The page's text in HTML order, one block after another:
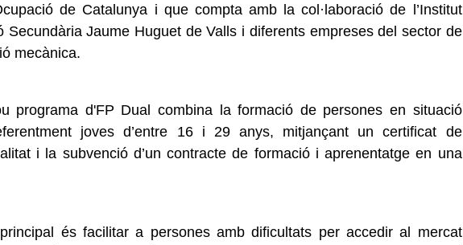
de Catalunya i que compta amb la col·laboració de l’Institut
Secundària Jaume Huguet de Valls i diferents empreses del sector de
mecànica.
programa d'FP Dual combina la formació de persones en situació
joves d’entre 16 i 29 anys, mitjançant un certificat de
i la subvenció d’un contracte de formació i aprenentatge en una
principal és facilitar a persones amb dificultats per accedir al mercat